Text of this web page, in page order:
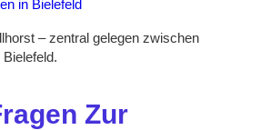
in Bielefeld
– zentral gelegen zwischen
Zur